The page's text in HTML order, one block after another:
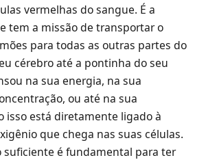
vermelhas do sangue. É a
tem a missão de transportar o
para todas as outras partes do
cérebro até a pontinha do seu
na sua energia, na sua
ou até na sua
isso está diretamente ligado à
que chega nas suas células.
suficiente é fundamental para ter